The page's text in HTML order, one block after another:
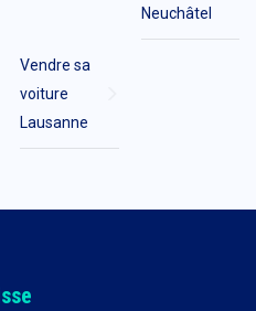
Neuchâtel
Vendre sa
voiture
Lausanne